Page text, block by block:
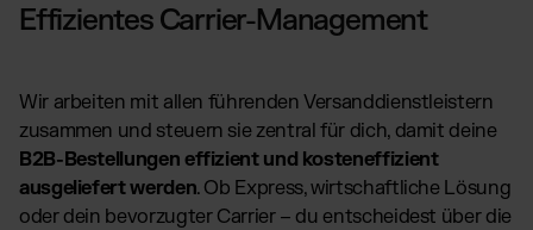
Effizientes Carrier-Management
Wir arbeiten mit allen führenden Versanddienstleistern
zusammen und steuern sie zentral für dich, damit deine
B2B-Bestellungen effizient und kosteneffizient
ausgeliefert werden. Ob Express, wirtschaftliche Lösung
oder dein bevorzugter Carrier – du entscheidest über die